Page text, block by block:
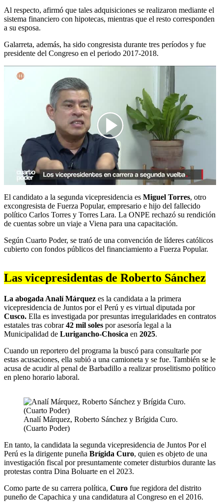
Al respecto, afirmó que tales adquisiciones se realizaron mediante el
sistema financiero con hipotecas, mientras que el resto corresponden
a su esposa.
Galarreta, además, ha sido congresista durante tres períodos y fue
presidente del Congreso en el periodo 2017-2018.
00:00/02:00
El candidato a la segunda vicepresidencia es Miguel Torres, otro
excongresista de Fuerza Popular, empresario e hijo del fallecido
político Carlos Torres y Torres Lara. La ONPE rechazó su rendición
de cuentas sobre un viaje a Viena para una capacitación.
Según Cuarto Poder, se trató de una convención de líderes católicos
cubierto con fondos públicos del financiamiento a Fuerza Popular.
Las vicepresidentas de Roberto Sánchez
La abogada Analí Márquez es la candidata a la primera
vicepresidencia de Juntos por el Perú y es virtual diputada por
Cusco. Ella es investigada por presuntas irregularidades en contratos
estatales tras cobrar42 mil soles por asesoría legal a la
Municipalidad de Lurigancho-Chosica en 2025.
Cuando un reportero del programa la buscó para consultarle por
estas acusaciones, ella subió a una camioneta y se fue. También se le
acusa de acudir al penal de Barbadillo a realizar proselitismo político
en pleno horario laboral.
Analí Márquez, Roberto Sánchez y Brígida Curo.
(Cuarto Poder)
En tanto, la candidata la segunda vicepresidencia de Juntos Por el
Perú es la dirigente puneña Brígida Curo, quien es objeto de una
investigación fiscal por presuntamente cometer disturbios durante las
protestas contra Dina Boluarte en el 2023.
Como parte de su carrera política, Curo fue regidora del distrito
puneño de Capachica y una candidatura al Congreso en el 2016.